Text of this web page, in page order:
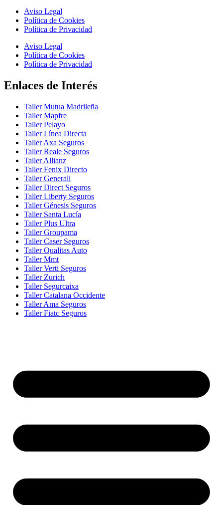
Aviso Legal
Política de Cookies
Política de Privacidad
Aviso Legal
Política de Cookies
Política de Privacidad
Enlaces de Interés
Taller Mutua Madrileña
Taller Mapfre
Taller Pelayo
Taller Línea Directa
Taller Axa Seguros
Taller Reale Seguros
Taller Allianz
Taller Fenix Directo
Taller Generali
Taller Direct Seguros
Taller Liberty Seguros
Taller Génesis Seguros
Taller Santa Lucía
Taller Plus Ultra
Taller Groupama
Taller Caser Seguros
Taller Qualitas Auto
Taller Mmt
Taller Verti Seguros
Taller Zurich
Taller Segurcaixa
Taller Catalana Occidente
Taller Ama Seguros
Taller Fiatc Seguros